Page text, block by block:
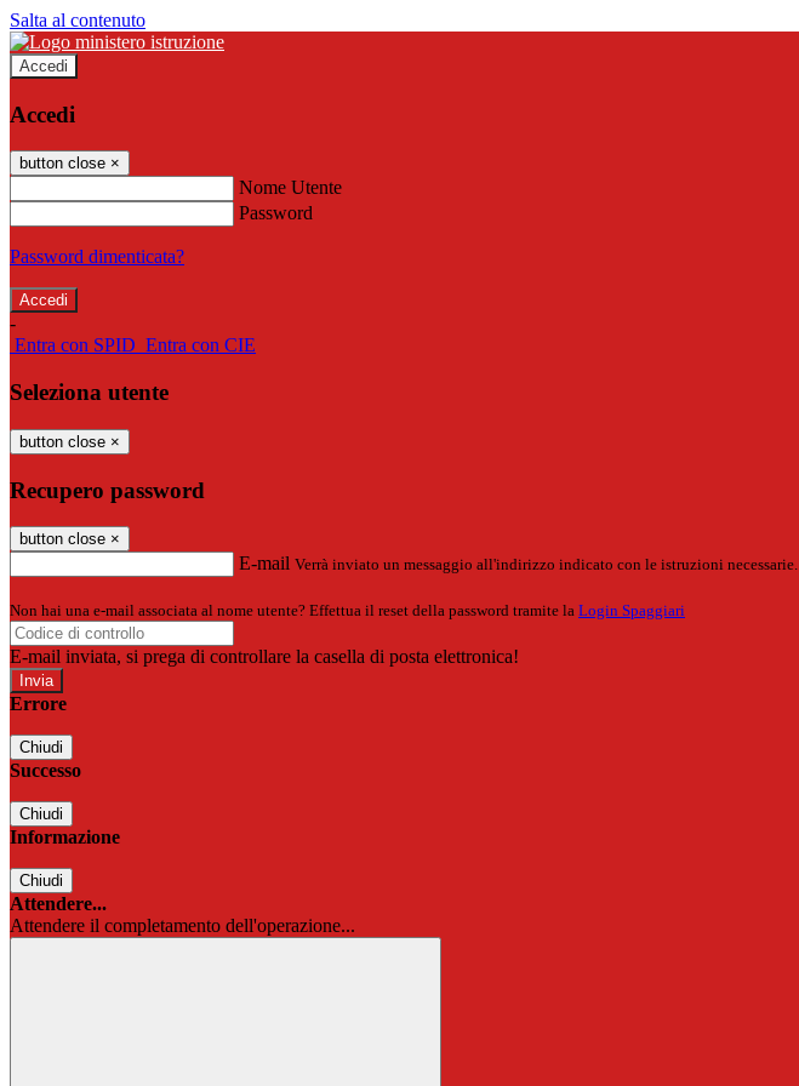
Salta al contenuto
Accedi
Accedi
button close ×
Nome Utente
Password
Password dimenticata?
-
Entra con SPID Entra con CIE
Seleziona utente
button close ×
Recupero password
button close ×
E-mail Verrà inviato un messaggio all'indirizzo indicato con le istruzioni necessarie.
Non hai una e-mail associata al nome utente? Effettua il reset della password tramite la Login Spaggiari
E-mail inviata, si prega di controllare la casella di posta elettronica!
Errore
Chiudi
Successo
Chiudi
Informazione
Chiudi
Attendere...
Attendere il completamento dell'operazione...